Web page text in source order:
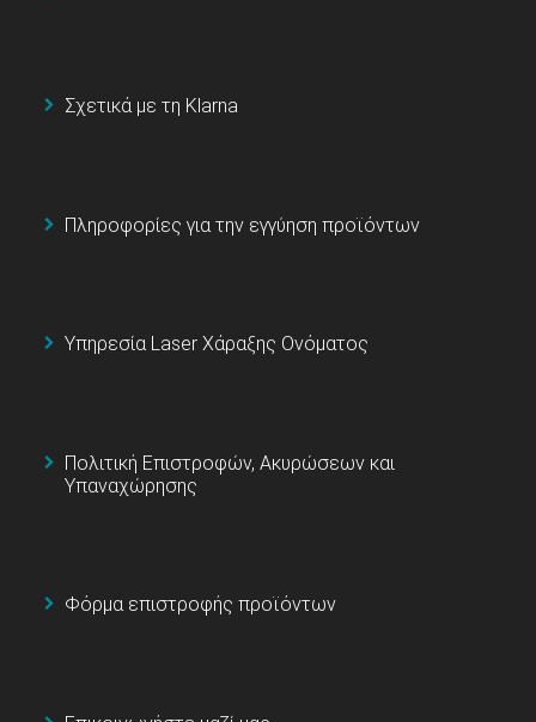
Σχετικά με τη Klarna
Πληροφορίες για την εγγύηση προϊόντων
Υπηρεσία Laser Χάραξης Ονόματος
Πολιτική Επιστροφών, Ακυρώσεων και
Υπαναχώρησης
Φόρμα επιστροφής προϊόντων